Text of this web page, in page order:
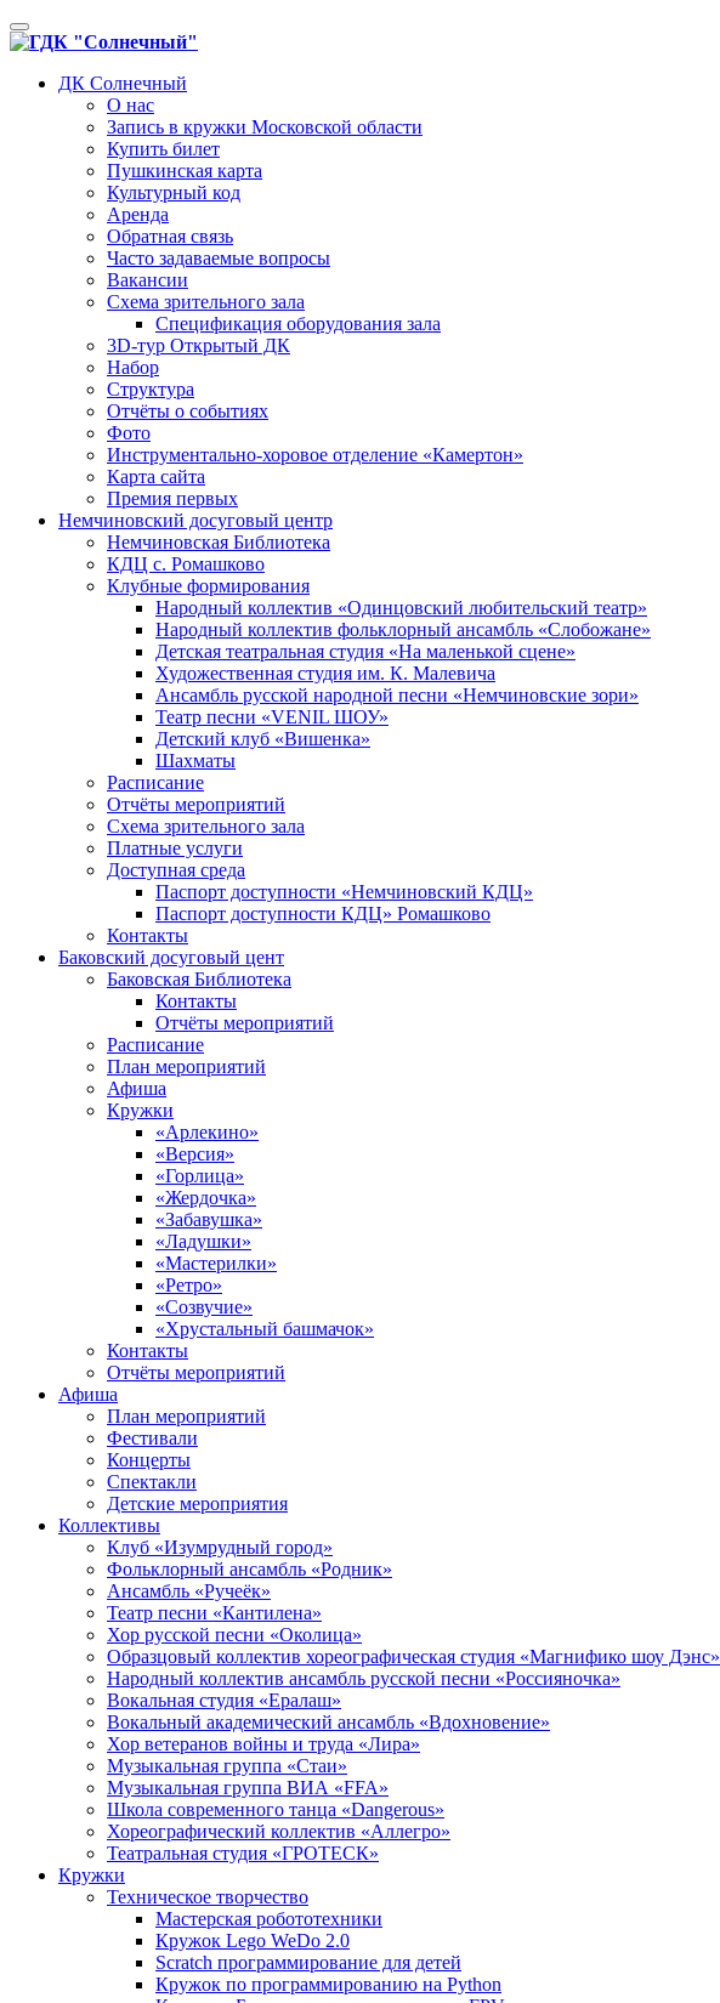
Toggle
navigation
ДК Солнечный
О нас
Запись в кружки Московской области
Купить билет
Пушкинская карта
Культурный код
Аренда
Обратная связь
Часто задаваемые вопросы
Вакансии
Схема зрительного зала
Спецификация оборудования зала
3D-тур Открытый ДК
Набор
Структура
Отчёты о событиях
Фото
Инструментально-хоровое отделение «Камертон»
Карта сайта
Премия первых
Немчиновский досуговый центр
Немчиновская Библиотека
КДЦ с. Ромашково
Клубные формирования
Народный коллектив «Одинцовский любительский театр»
Народный коллектив фольклорный ансамбль «Слобожане»
Детская театральная студия «На маленькой сцене»
Художественная студия им. К. Малевича
Ансамбль русской народной песни «Немчиновские зори»
Театр песни «VENIL ШОУ»
Детский клуб «Вишенка»
Шахматы
Расписание
Отчёты мероприятий
Схема зрительного зала
Платные услуги
Доступная среда
Паспорт доступности «Немчиновский КДЦ»
Паспорт доступности КДЦ» Ромашково
Контакты
Баковский досуговый цент
Баковская Библиотека
Контакты
Отчёты мероприятий
Расписание
План мероприятий
Афиша
Кружки
«Арлекино»
«Версия»
«Горлица»
«Жердочка»
«Забавушка»
«Ладушки»
«Мастерилки»
«Ретро»
«Созвучие»
«Хрустальный башмачок»
Контакты
Отчёты мероприятий
Афиша
План мероприятий
Фестивали
Концерты
Спектакли
Детские мероприятия
Коллективы
Клуб «Изумрудный город»
Фольклорный ансамбль «Родник»
Ансамбль «Ручеёк»
Театр песни «Кантилена»
Хор русской песни «Околица»
Образцовый коллектив хореографическая студия «Магнифико шоу Дэнс»
Народный коллектив ансамбль русской песни «Россияночка»
Вокальная студия «Ералаш»
Вокальный академический ансамбль «Вдохновение»
Хор ветеранов войны и труда «Лира»
Музыкальная группа «Стаи»
Музыкальная группа ВИА «FFA»
Школа современного танца «Dangerous»
Хореографический коллектив «Аллегро»
Театральная студия «ГРОТЕСК»
Кружки
Техническое творчество
Мастерская робототехники
Кружок Lego WeDo 2.0
Scratch программирование для детей
Кружок по программированию на Python